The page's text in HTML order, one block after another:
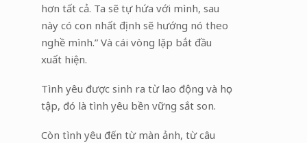
hơn tất cả. Ta sẽ tự hứa với mình, sau
này có con nhất định sẽ hướng nó theo
nghề mình.” Và cái vòng lặp bắt đầu
xuất hiện.
Tình yêu được sinh ra từ lao động và học
tập, đó là tình yêu bền vững sắt son.
Còn tình yêu đến từ màn ảnh, từ câu